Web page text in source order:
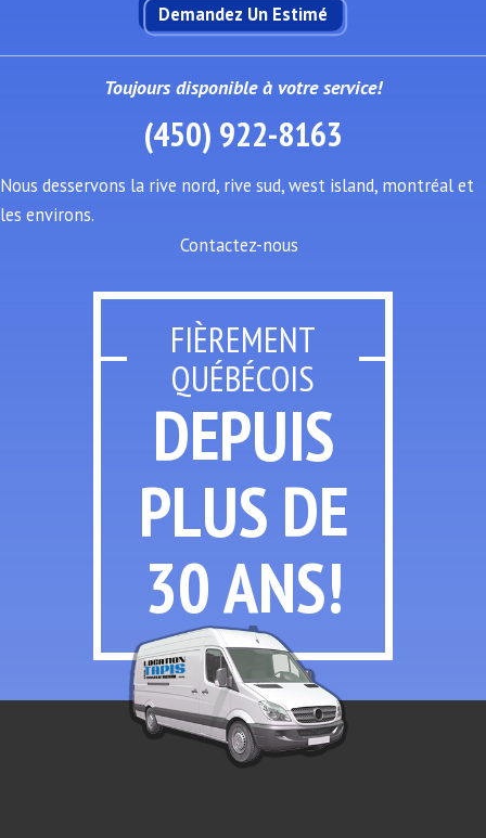
Demandez Un Estimé
Toujours disponible à votre service!
(450) 922-8163
Nous desservons la rive nord, rive sud, west island, montréal et
les environs.
Contactez-nous
FIÈREMENT
QUÉBÉCOIS
DEPUIS
PLUS DE
30 ANS!